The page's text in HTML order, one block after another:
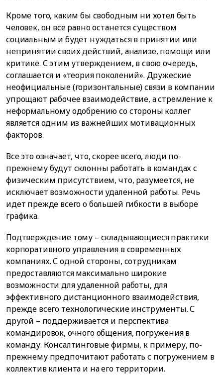
Кроме того, каким бы свободным ни хотел быть
человек, он все равно останется существом
социальным и будет нуждаться в принятии или
непринятии своих действий, анализе, помощи или
критике. С этим утверждением, в свою очередь,
соглашается и «теория поколений». Дружеские
неофициальные (горизонтальные) связи в компании
упрощают рабочее взаимодействие, а стремление к
неформальному одобрению со стороны коллег
является одним из важнейших мотивационных
факторов.
Все это означает, что, скорее всего, люди по-
прежнему будут склонны работать в командах с
физическим присутствием, что, разумеется, не
исключает возможности удаленной работы. Речь
идет прежде всего о большей гибкости в выборе
графика.
Подтверждение тому – складывающиеся практики
корпоративного управления в современных
компаниях. С одной стороны, сотрудникам
предоставляются максимально широкие
возможности для удаленной работы, для
эффективного дистанционного взаимодействия,
прежде всего технологические инструменты. С
другой – поддерживается и перспектива
командировок, очного общения, погружения в
команду. Консалтинговые фирмы, к примеру, по-
прежнему предпочитают работать с погружением в
коллектив клиента и на его территории.